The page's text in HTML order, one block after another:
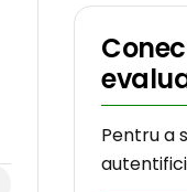
Pentru a